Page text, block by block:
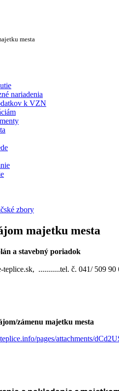
mesta
nariadenia
k VZN
zbory
majetku mesta
a stavebný poriadok
...........tel. č. 041/ 509 90
zámenu majetku mesta
pages/attachments/